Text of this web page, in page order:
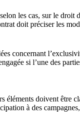
les cas, sur le droit
doit préciser les
concernant
si l’une des
éléments doivent être
à des